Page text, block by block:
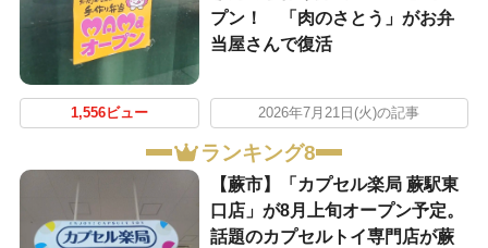
プン！ 「肉のさとう」がお弁
当屋さんで復活
1,556ビュー 2026年7月21日(火)の記事
ランキング8
【蕨市】「カプセル楽局 蕨駅東
口店」が8月上旬オープン予定。
話題のカプセルトイ専門店が蕨